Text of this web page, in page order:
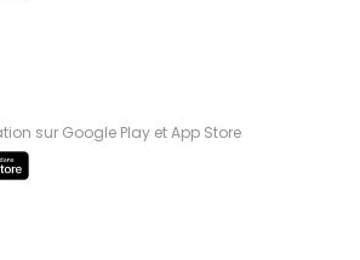
sur Google Play et App Store